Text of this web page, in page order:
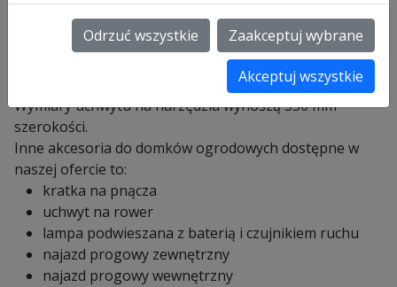
które sprawią, że Twój domek stanie się jeszcze
bardziej wygodny i funkcjonalny. Dzięki takiemu
uchwytowi zachowamy porządek wśród narzędzi, dzięki
czemu łatwo będzie odnaleźć potrzebne sprzęty.
Wymiary uchwytu na narzędzia wynoszą 350 mm
szerokości.
Inne akcesoria do domków ogrodowych dostępne w
naszej ofercie to:
kratka na pnącza
uchwyt na rower
lampa podwieszana z baterią i czujnikiem ruchu
najazd progowy zewnętrzny
najazd progowy wewnętrzny
Odrzuć wszystkie Zaakceptuj wybrane
Akceptuj wszystkie